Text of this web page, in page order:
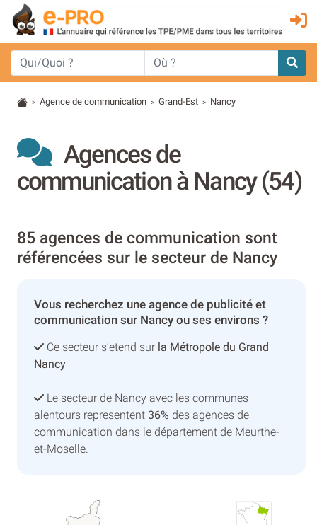
> Agence de communication > Grand-Est > Nancy
Agences de
communication à Nancy (54)
85 agences de communication sont
référencées sur le secteur de Nancy
Vous recherchez une agence de publicité et
communication sur Nancy ou ses environs ?
Ce secteur s’etend sur la Métropole du Grand
Nancy
Le secteur de Nancy avec les communes
alentours representent 36% des agences de
communication dans le département de Meurthe-
et-Moselle.